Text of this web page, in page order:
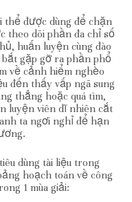
thể được dùng để chặn
theo dõi phần đa chỉ số
huấn luyện cùng đào
gặp gỡ ra phần phổ
về cảnh hiểm nghèo
đến thấy vấp ngã sung
thẳng hoặc quá tìm,
luyện viên dĩ nhiên cắt
ta ngơi nghỉ để hạn
dùng tài liệu trong
hoạch toán về công
1 mùa giải: